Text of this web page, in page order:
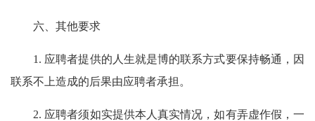
六、其他要求
1. 应聘者提供的人生就是博的联系方式要保持畅通，因
联系不上造成的后果由应聘者承担。
2. 应聘者须如实提供本人真实情况，如有弄虚作假，一